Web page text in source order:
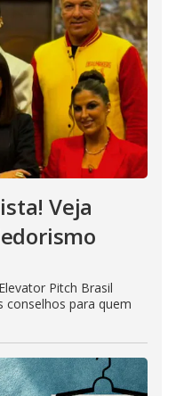
Veja
Pitch Brasil
conselhos para quem